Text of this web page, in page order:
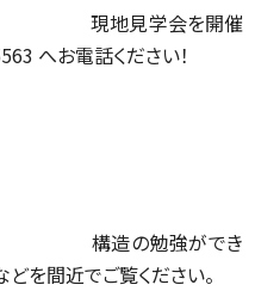
現地見学会を開催
へお電話ください！
構造の勉強ができ
を間近でご覧ください。